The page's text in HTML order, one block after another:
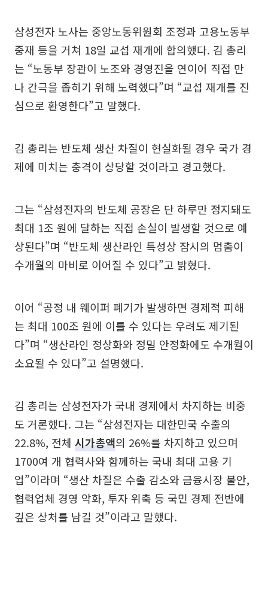
삼성전자 노사는 중앙노동위원회 조정과 고용노동부
중재 등을 거쳐 18일 교섭 재개에 합의했다. 김 총리
는 “노동부 장관이 노조와 경영진을 연이어 직접 만
나 간극을 좁히기 위해 노력했다”며 “교섭 재개를 진
심으로 환영한다”고 말했다.
김 총리는 반도체 생산 차질이 현실화될 경우 국가 경
제에 미치는 충격이 상당할 것이라고 경고했다.
그는 “삼성전자의 반도체 공장은 단 하루만 정지돼도
최대 1조 원에 달하는 직접 손실이 발생할 것으로 예
상된다”며 “반도체 생산라인 특성상 잠시의 멈춤이
수개월의 마비로 이어질 수 있다”고 밝혔다.
이어 “공정 내 웨이퍼 폐기가 발생하면 경제적 피해
는 최대 100조 원에 이를 수 있다는 우려도 제기된
다”며 “생산라인 정상화와 정밀 안정화에도 수개월이
소요될 수 있다”고 설명했다.
김 총리는 삼성전자가 국내 경제에서 차지하는 비중
도 거론했다. 그는 “삼성전자는 대한민국 수출의
22.8%, 전체 시가총액의 26%를 차지하고 있으며
1700여 개 협력사와 함께하는 국내 최대 고용 기
업”이라며 “생산 차질은 수출 감소와 금융시장 불안,
협력업체 경영 악화, 투자 위축 등 국민 경제 전반에
깊은 상처를 남길 것”이라고 말했다.